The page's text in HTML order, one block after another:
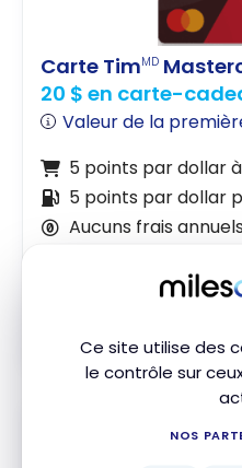
Ce site utilise des
le contrôle sur
NOS
Carte TimMD
20 $ en carte-
Valeur de la
5 points par dollar
5 points par dollar
Aucuns frais